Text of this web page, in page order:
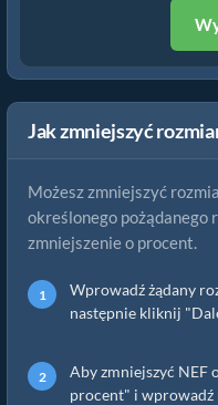
Jak zmniejszyć
Możesz zmniejszyć
określonego pożądanego
zmniejszenie o procent.
Wprowadź żądany
następnie kliknij
Aby zmniejszyć NEF
procent" i wprowadź